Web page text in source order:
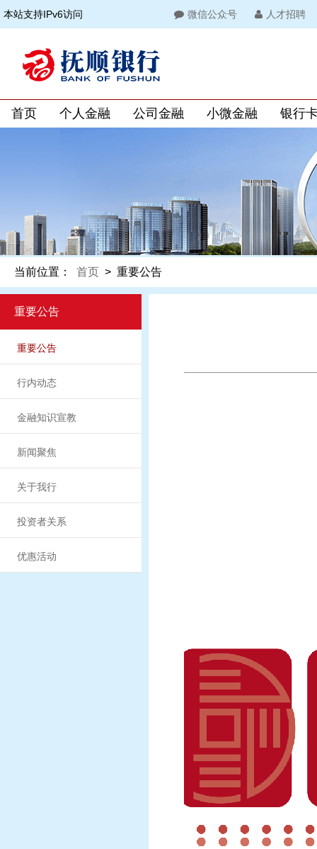
本站支持IPv6访问 微信公众号 人才招聘
首页 个人金融 公司金融 小微金融 银行
当前位置： 首页 > 重要公告
重要公告
重要公告
行内动态
金融知识宣教
新闻聚焦
关于我行
投资者关系
优惠活动